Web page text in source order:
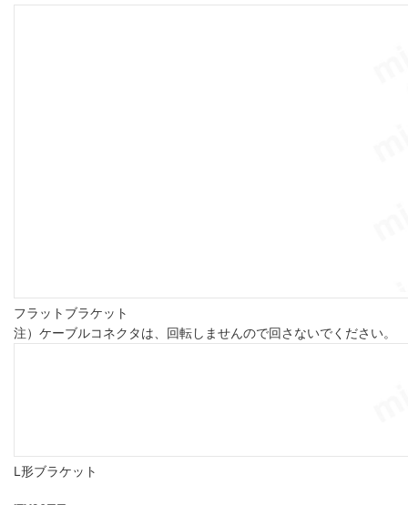
フラットブラケット
注）ケーブルコネクタは、回転しませんので回さないでください。
L形ブラケット